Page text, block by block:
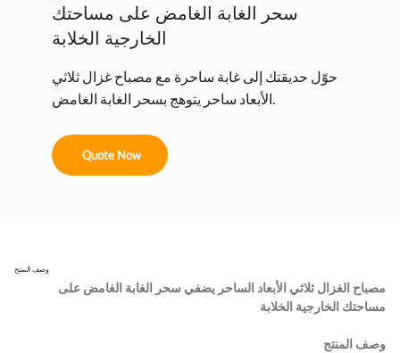
سحر الغابة الغامض على مساحتك
الخارجية الخلابة
حوّل حديقتك إلى غابة ساحرة مع مصباح غزال ثلاثي
Quote Now
وصف المنتج
مصباح الغزال ثلاثي الأبعاد الساحر يضفي سحر الغابة الغامض على
مساحتك الخارجية الخلابة
وصف المنتج